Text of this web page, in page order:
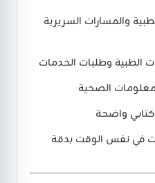
والمسارات السريرية
الطبية وطلبات الخدمات
الصحية
واضحة
في نفس الوقت بدقة